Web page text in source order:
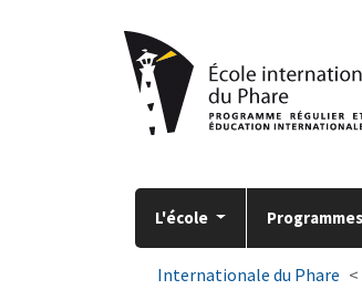
L'école Programmes
Internationale du Phare